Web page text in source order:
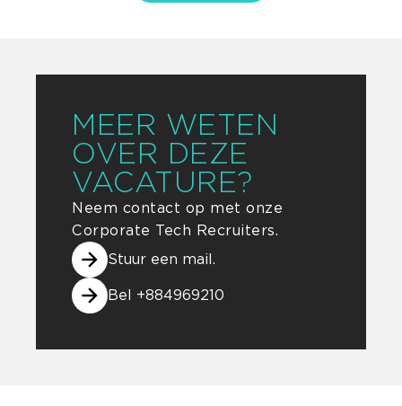
MEER WETEN
OVER DEZE
VACATURE?
Neem contact op met onze
Corporate Tech Recruiters.
arrow_forward Stuur een mail.
arrow_forward Bel +884969210